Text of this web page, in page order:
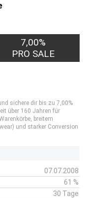
7,00%
PRO SALE
sichere dir bis zu 7,00%
über 160 Jahren für
breitem
und starker Conversion
07.07.2008
61 %
30 Tage